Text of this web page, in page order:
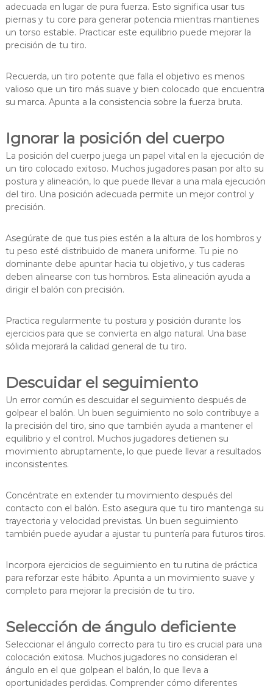
adecuada en lugar de pura fuerza. Esto significa usar tus
piernas y tu core para generar potencia mientras mantienes
un torso estable. Practicar este equilibrio puede mejorar la
precisión de tu tiro.
Recuerda, un tiro potente que falla el objetivo es menos
valioso que un tiro más suave y bien colocado que encuentra
su marca. Apunta a la consistencia sobre la fuerza bruta.
Ignorar la posición del cuerpo
La posición del cuerpo juega un papel vital en la ejecución de
un tiro colocado exitoso. Muchos jugadores pasan por alto su
postura y alineación, lo que puede llevar a una mala ejecución
del tiro. Una posición adecuada permite un mejor control y
precisión.
Asegúrate de que tus pies estén a la altura de los hombros y
tu peso esté distribuido de manera uniforme. Tu pie no
dominante debe apuntar hacia tu objetivo, y tus caderas
deben alinearse con tus hombros. Esta alineación ayuda a
dirigir el balón con precisión.
Practica regularmente tu postura y posición durante los
ejercicios para que se convierta en algo natural. Una base
sólida mejorará la calidad general de tu tiro.
Descuidar el seguimiento
Un error común es descuidar el seguimiento después de
golpear el balón. Un buen seguimiento no solo contribuye a
la precisión del tiro, sino que también ayuda a mantener el
equilibrio y el control. Muchos jugadores detienen su
movimiento abruptamente, lo que puede llevar a resultados
inconsistentes.
Concéntrate en extender tu movimiento después del
contacto con el balón. Esto asegura que tu tiro mantenga su
trayectoria y velocidad previstas. Un buen seguimiento
también puede ayudar a ajustar tu puntería para futuros tiros.
Incorpora ejercicios de seguimiento en tu rutina de práctica
para reforzar este hábito. Apunta a un movimiento suave y
completo para mejorar la precisión de tu tiro.
Selección de ángulo deficiente
Seleccionar el ángulo correcto para tu tiro es crucial para una
colocación exitosa. Muchos jugadores no consideran el
ángulo en el que golpean el balón, lo que lleva a
oportunidades perdidas. Comprender cómo diferentes